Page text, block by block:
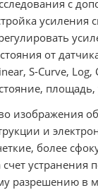
с
усиления
от
S-Curve,
площадь,
изображения
и
более
устранения
разрешению в